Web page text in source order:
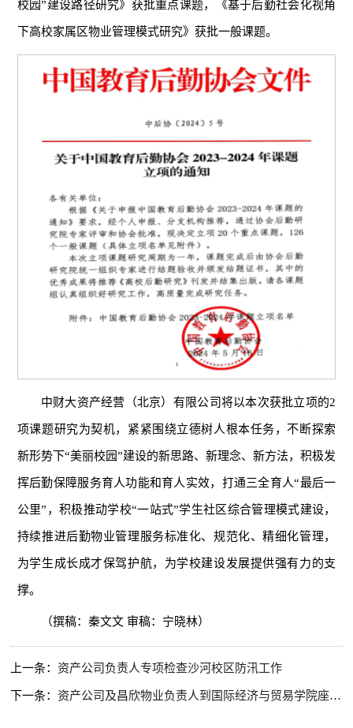
校园”建设路径研究》获批重点课题，《基于后勤社会化视角
下高校家属区物业管理模式研究》获批一般课题。
中财大资产经营（北京）有限公司将以本次获批立项的2
项课题研究为契机，紧紧围绕立德树人根本任务，不断探索
新形势下“美丽校园”建设的新思路、新理念、新方法，积极发
挥后勤保障服务育人功能和育人实效，打通三全育人“最后一
公里”，积极推动学校“一站式”学生社区综合管理模式建设，
持续推进后勤物业管理服务标准化、规范化、精细化管理，
为学生成长成才保驾护航，为学校建设发展提供强有力的支
撑。
（撰稿：秦文文 审稿：宁晓林）
上一条：资产公司负责人专项检查沙河校区防汛工作
下一条：资产公司及昌欣物业负责人到国际经济与贸易学院座谈交流